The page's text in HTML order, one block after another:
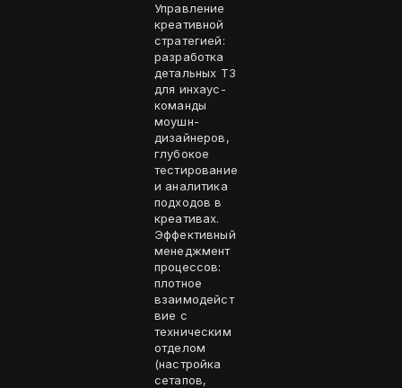
Управление
креативной
стратегией:
разработка
детальных ТЗ
для инхаус-
команды
моушн-
дизайнеров,
глубокое
тестирование
и аналитика
подходов в
креативах.
Эффективный
менеджмент
процессов:
плотное
взаимодейст
вие с
техническим
отделом
(настройка
сетапов,